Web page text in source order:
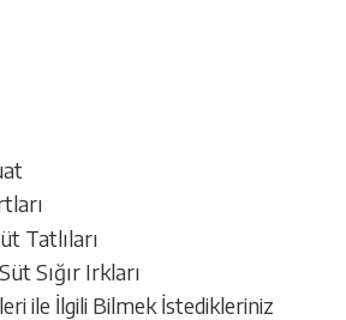
Tatlıları
Sığır Irkları
ile İlgili Bilmek İstedikleriniz